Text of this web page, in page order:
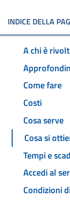
INDICE DELLA
A chi è
Come fare
Costi
Cosa serve
Cosa si
Tempi e
Accedi al
Condizioni